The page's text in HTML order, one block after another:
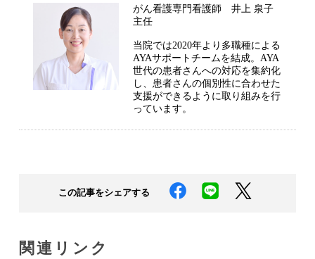
がん看護専門看護師 井上 泉子
主任
当院では2020年より多職種による
AYAサポートチームを結成。AYA
世代の患者さんへの対応を集約化
し、患者さんの個別性に合わせた
支援ができるように取り組みを行
っています。
この記事をシェアする
関連リンク